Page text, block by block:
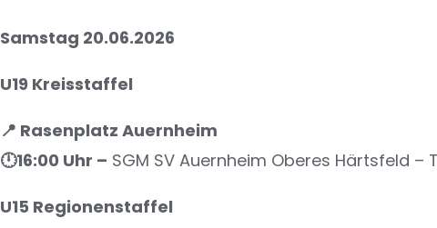
Samstag 20.06.2026
U19 Kreisstaffel
📍 Rasenplatz Auernheim
🕛16:00 Uhr – SGM SV Auernheim Oberes Härtsfeld –
U15 Regionenstaffel